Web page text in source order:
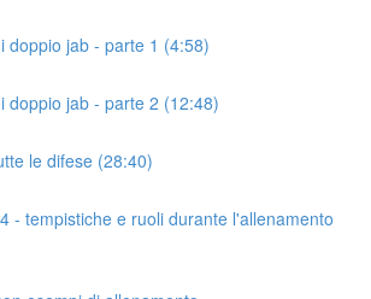
doppio jab - parte 1 (4:58)
doppio jab - parte 2 (12:48)
le difese (28:40)
- tempistiche e ruoli durante l'allenamento